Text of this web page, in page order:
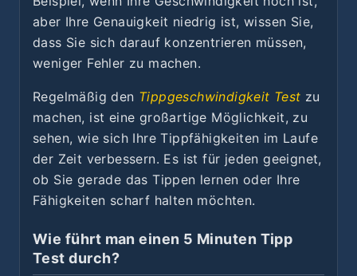
aber Ihre Genauigkeit niedrig ist, wissen Sie,
dass Sie sich darauf konzentrieren müssen,
weniger Fehler zu machen.
Regelmäßig den Tippgeschwindigkeit Test zu
machen, ist eine großartige Möglichkeit, zu
sehen, wie sich Ihre Tippfähigkeiten im Laufe
der Zeit verbessern. Es ist für jeden geeignet,
ob Sie gerade das Tippen lernen oder Ihre
Fähigkeiten scharf halten möchten.
Wie führt man einen 5 Minuten Tipp
Test durch?